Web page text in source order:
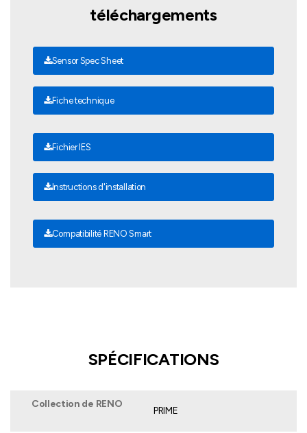
téléchargements
Sensor Spec Sheet
Fiche technique
Fichier IES
Instructions d'installation
Compatibilité RENO Smart
SPÉCIFICATIONS
Collection de RENO
PRIME